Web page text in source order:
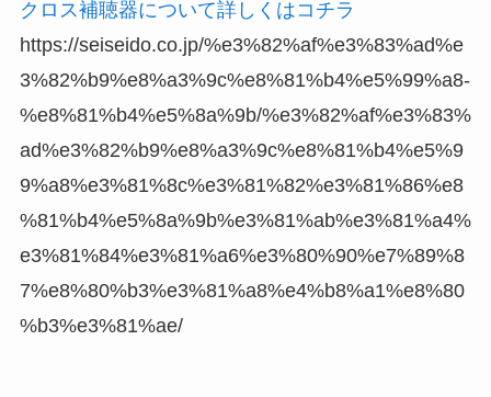
クロス補聴器について詳しくはコチラ
https://seiseido.co.jp/%e3%82%af%e3%83%ad%e
3%82%b9%e8%a3%9c%e8%81%b4%e5%99%a8-
%e8%81%b4%e5%8a%9b/%e3%82%af%e3%83%
ad%e3%82%b9%e8%a3%9c%e8%81%b4%e5%9
9%a8%e3%81%8c%e3%81%82%e3%81%86%e8
%81%b4%e5%8a%9b%e3%81%ab%e3%81%a4%
e3%81%84%e3%81%a6%e3%80%90%e7%89%8
7%e8%80%b3%e3%81%a8%e4%b8%a1%e8%80
%b3%e3%81%ae/